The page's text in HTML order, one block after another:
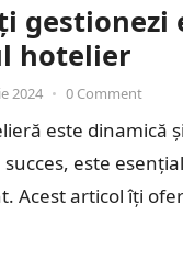
hotelier
2024 • 0 Comment
este dinamică
este
Acest articol îți